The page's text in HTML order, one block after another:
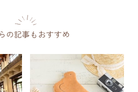
の記事もおすすめ